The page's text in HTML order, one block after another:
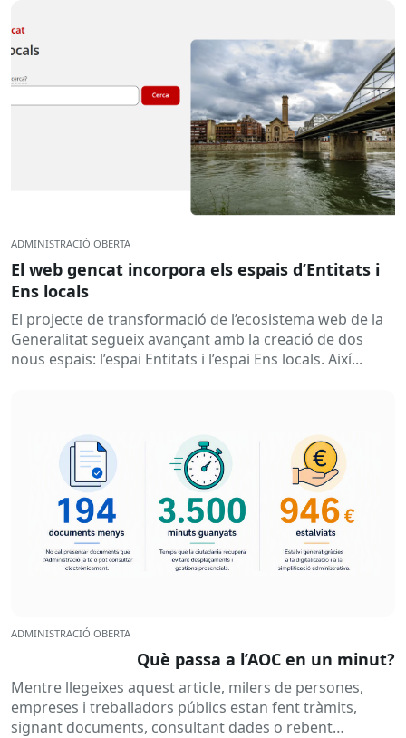
ADMINISTRACIÓ OBERTA
El web gencat incorpora els espais d’Entitats i
Ens locals
El projecte de transformació de l’ecosistema web de la
Generalitat segueix avançant amb la creació de dos
nous espais: l’espai Entitats i l’espai Ens locals. Així...
ADMINISTRACIÓ OBERTA
Què passa a l’AOC en un minut?
Mentre llegeixes aquest article, milers de persones,
empreses i treballadors públics estan fent tràmits,
signant documents, consultant dades o rebent